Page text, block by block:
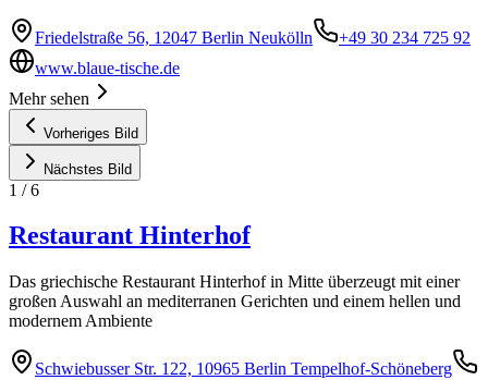
Friedelstraße 56, 12047 Berlin Neukölln
+49 30 234 725 92
www.blaue-tische.de
Mehr sehen
Vorheriges Bild
Nächstes Bild
1 /6
Restaurant Hinterhof
Das griechische Restaurant Hinterhof in Mitte überzeugt mit einer
großen Auswahl an mediterranen Gerichten und einem hellen und
modernem Ambiente
Schwiebusser Str. 122, 10965 Berlin Tempelhof-Schöneberg